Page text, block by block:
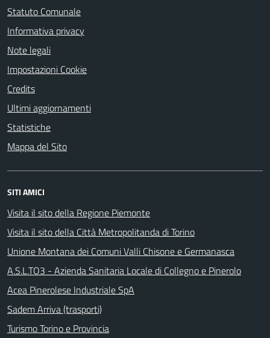
Statuto Comunale
Informativa privacy
Note legali
Impostazioni Cookie
Credits
Ultimi aggiornamenti
Statistiche
Mappa del Sito
SITI AMICI
Visita il sito della Regione Piemonte
Visita il sito della Città Metropolitanda di Torino
Unione Montana dei Comuni Valli Chisone e Germanasca
A.S.L.TO3 - Azienda Sanitaria Locale di Collegno e Pinerolo
Acea Pinerolese Industriale SpA
Sadem Arriva (trasporti)
Turismo Torino e Provincia